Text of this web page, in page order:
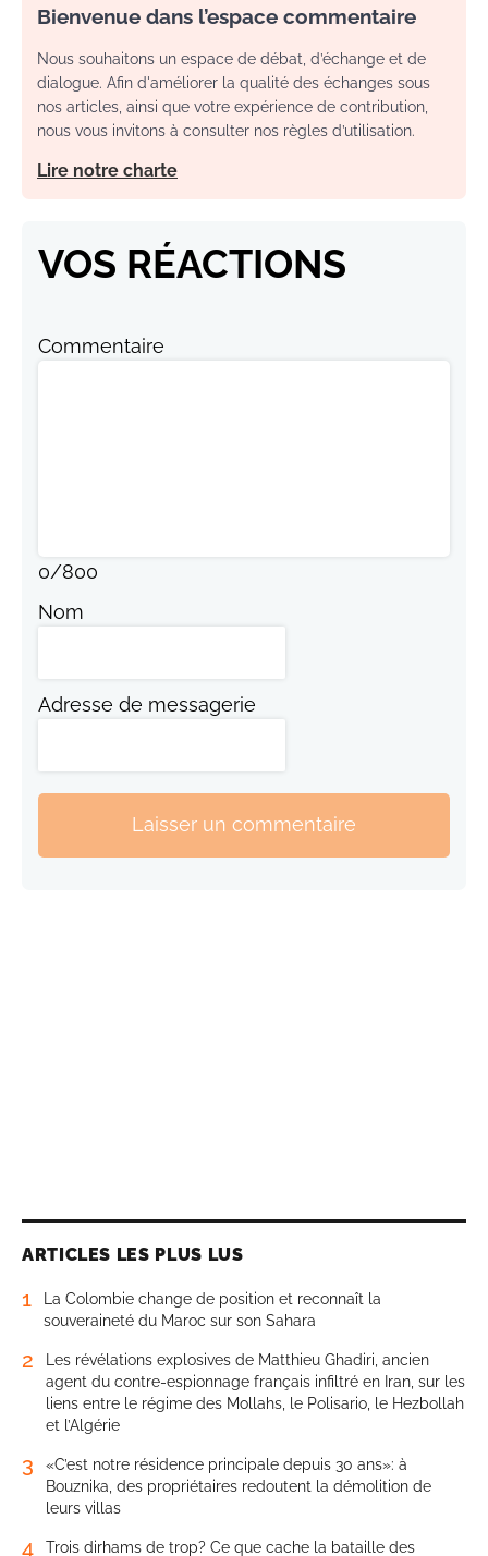
Bienvenue dans l’espace commentaire
Nous souhaitons un espace de débat, d’échange et de
dialogue. Afin d'améliorer la qualité des échanges sous
nos articles, ainsi que votre expérience de contribution,
nous vous invitons à consulter nos règles d’utilisation.
Lire notre charte
VOS RÉACTIONS
Commentaire
0/800
Nom
Adresse de messagerie
Laisser un commentaire
ARTICLES LES PLUS LUS
1
La Colombie change de position et reconnaît la
souveraineté du Maroc sur son Sahara
2
Les révélations explosives de Matthieu Ghadiri, ancien
agent du contre-espionnage français infiltré en Iran, sur les
liens entre le régime des Mollahs, le Polisario, le Hezbollah
et l’Algérie
3
«C’est notre résidence principale depuis 30 ans»: à
Bouznika, des propriétaires redoutent la démolition de
leurs villas
4
Trois dirhams de trop? Ce que cache la bataille des